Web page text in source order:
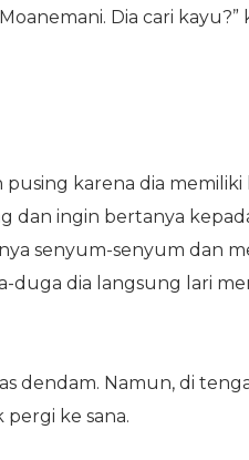
Dia cari kayu?”
karena dia memiliki
dan ingin bertanya
senyum-senyum dan
duga dia langsung lari
dendam. Namun, di
ke sana.